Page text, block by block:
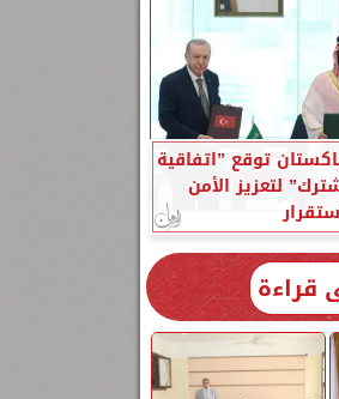
توقع ”اتفاقية
لتعزيز الأمن
قراءة